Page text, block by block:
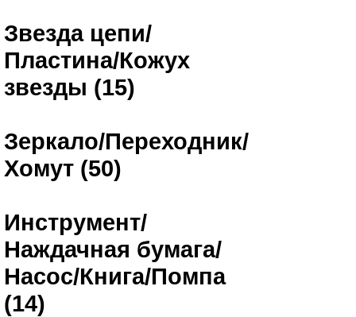
Звезда цепи/
Пластина/Кожух
звезды (15)
Зеркало/Переходник/
Хомут (50)
Инструмент/
Наждачная бумага/
Насос/Книга/Помпа
(14)